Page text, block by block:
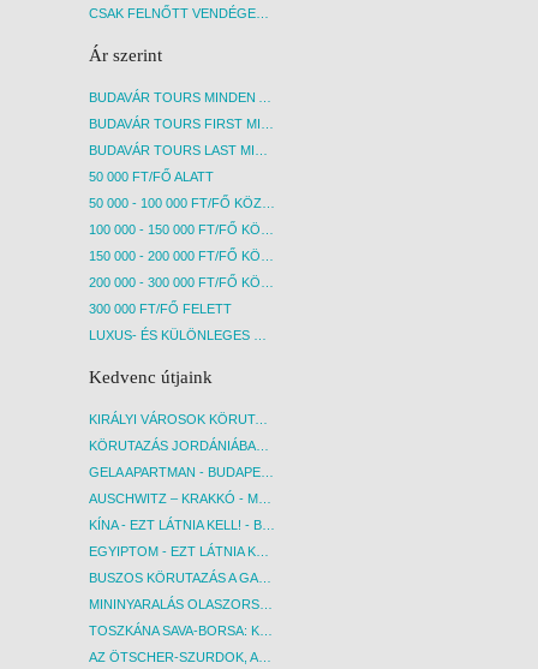
Ár szerint
50 000 FT/FŐ ALATT
300 000 FT/FŐ FELETT
Kedvenc útjaink
KIRÁLYI VÁROSOK KÖRUTAZÁS KÖZVETLEN REPÜLŐJÁRATTAL - BUDAPEST, REPÜLŐ